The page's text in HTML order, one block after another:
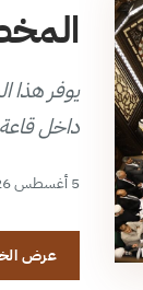
داخل
5 أغسطس 2026
عرض